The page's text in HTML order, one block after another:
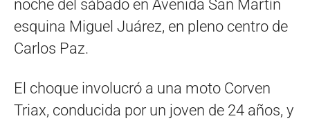
noche del sábado en Avenida San Martín
esquina Miguel Juárez, en pleno centro de
Carlos Paz.
El choque involucró a una moto Corven
Triax, conducida por un joven de 24 años, y